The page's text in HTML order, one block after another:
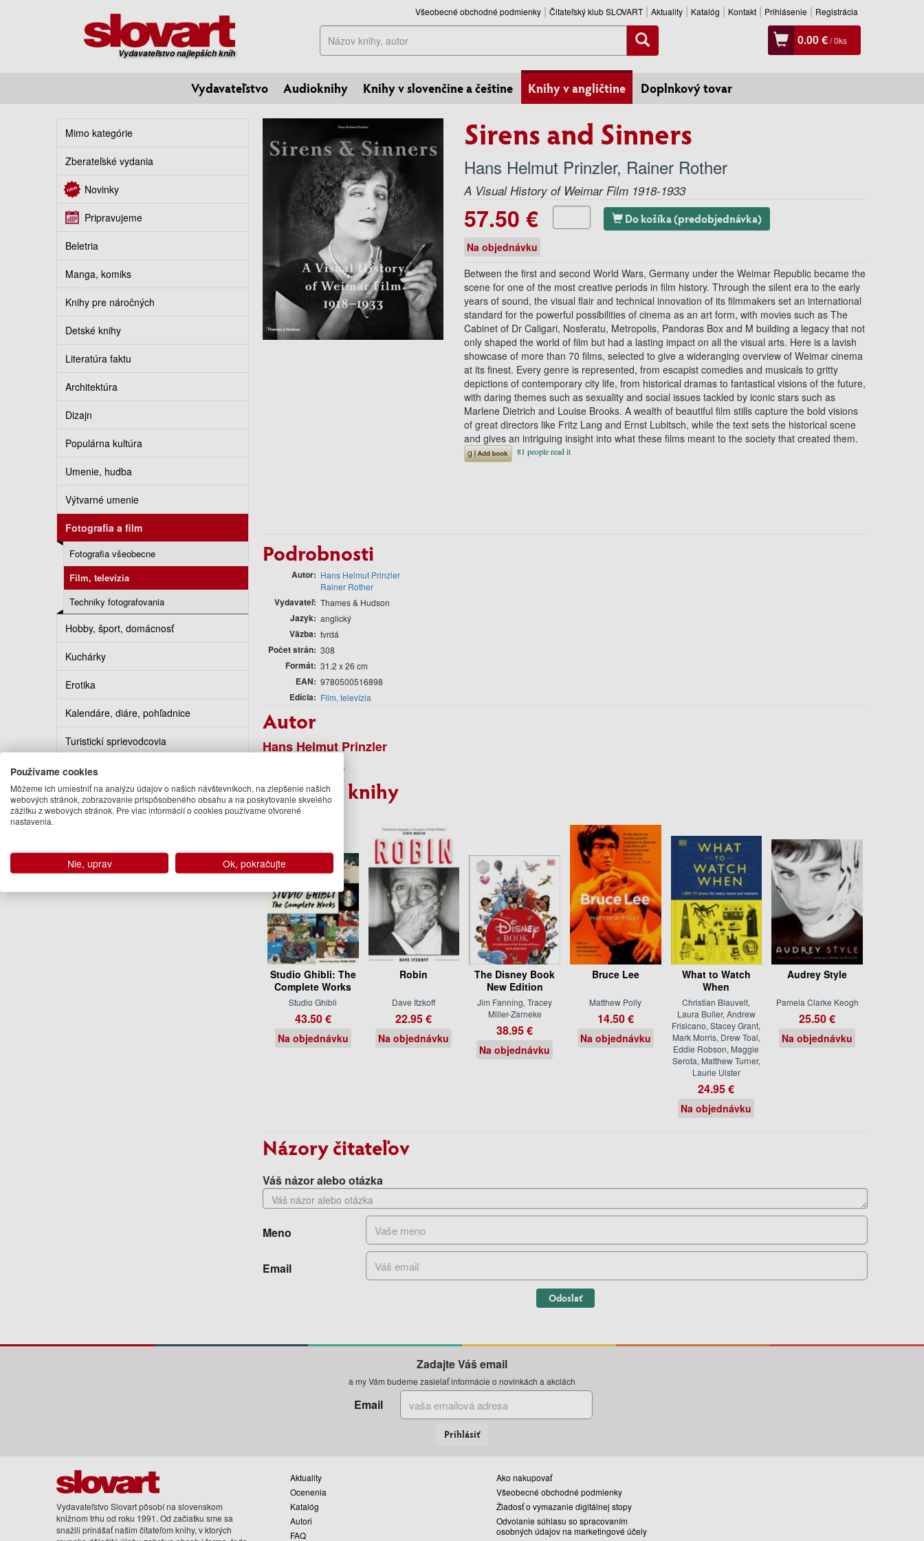
Vydavateľstvo najlepších kníh
Všeobecné obchodné podmienky Čitateľský klub SLOVART Aktuality Katalóg Kontakt Prihlásenie Registrácia
Hľadať 0.00 €/0ks
Vydavateľstvo Audioknihy Knihy v slovenčine a češtine Knihy v angličtine Doplnkový tovar
Mimo kategórie
Zberateľské vydania
Novinky
Pripravujeme
Beletria
Manga, komiks
Knihy pre náročných
Detské knihy
Literatúra faktu
Architektúra
Dizajn
Populárna kultúra
Umenie, hudba
Výtvarné umenie
Fotografia a film
Fotografia všeobecne
Film, televízia
Techniky fotografovania
Hobby, šport, domácnosť
Kuchárky
Erotika
Kalendáre, diáre, pohľadnice
Turistickí sprievodcovia
Sirens and Sinners
Hans Helmut Prinzler, Rainer Rother
A Visual History of Weimar Film 1918-1933
57.50 € Do košíka (predobjednávka)
Na objednávku
Between the first and second World Wars, Germany under the Weimar Republic became the
scene for one of the most creative periods in film history. Through the silent era to the early
years of sound, the visual flair and technical innovation of its filmmakers set an international
standard for the powerful possibilities of cinema as an art form, with movies such as The
Cabinet of Dr Caligari, Nosferatu, Metropolis, Pandoras Box and M building a legacy that not
only shaped the world of film but had a lasting impact on all the visual arts. Here is a lavish
showcase of more than 70 films, selected to give a wideranging overview of Weimar cinema
at its finest. Every genre is represented, from escapist comedies and musicals to gritty
depictions of contemporary city life, from historical dramas to fantastical visions of the future,
with daring themes such as sexuality and social issues tackled by iconic stars such as
Marlene Dietrich and Louise Brooks. A wealth of beautiful film stills capture the bold visions
of great directors like Fritz Lang and Ernst Lubitsch, while the text sets the historical scene
and gives an intriguing insight into what these films meant to the society that created them.
Podrobnosti
Autor
Hans Helmut Prinzler
Rainer Rother
Vydavateľ Thames & Hudson
Jazyk anglický
Väzba tvrdá
Počet strán 308
Formát 31.2 x 26 cm
EAN 9780500516898
Edícia Film, televízia
Autor
Hans Helmut Prinzler
Rainer Rother
Podobné knihy
Studio Ghibli: The
Complete Works
Studio Ghibli
43.50 €
Na objednávku
Robin
Dave Itzkoff
22.95 €
Na objednávku
The Disney Book
New Edition
Jim Fanning, Tracey
Miller-Zarneke
38.95 €
Na objednávku
Bruce Lee
Matthew Polly
14.50 €
Na objednávku
What to Watch
When
Christian Blauvelt,
Laura Buller, Andrew
Frisicano, Stacey Grant,
Mark Morris, Drew Toal,
Eddie Robson, Maggie
Serota, Matthew Turner,
Laurie Ulster
24.95 €
Na objednávku
Audrey Style
Pamela Clarke Keogh
25.50 €
Na objednávku
Názory čitateľov
Váš názor alebo otázka
Meno
Email
Odoslať
Zadajte Váš email
a my Vám budeme zasielať informácie o novinkách a akciách
Email
Prihlásiť
Vydavateľstvo Slovart pôsobí na slovenskom
knižnom trhu od roku 1991. Od začiatku sme sa
snažili prinášať našim čitateľom knihy, v ktorých
Aktuality
Ocenenia
Katalóg
Autori
FAQ
Ako nakupovať
Všeobecné obchodné podmienky
Žiadosť o vymazanie digitálnej stopy
Odvolanie súhlasu so spracovaním
osobných údajov na marketingové účely
Používame cookies
Môžeme ich umiestniť na analýzu údajov o našich návštevníkoch, na zlepšenie našich
webových stránok, zobrazovanie prispôsobeného obsahu a na poskytovanie skvelého
zážitku z webových stránok. Pre viac informácií o cookies používame otvorené
nastavenia.
Nie, uprav Ok, pokračujte